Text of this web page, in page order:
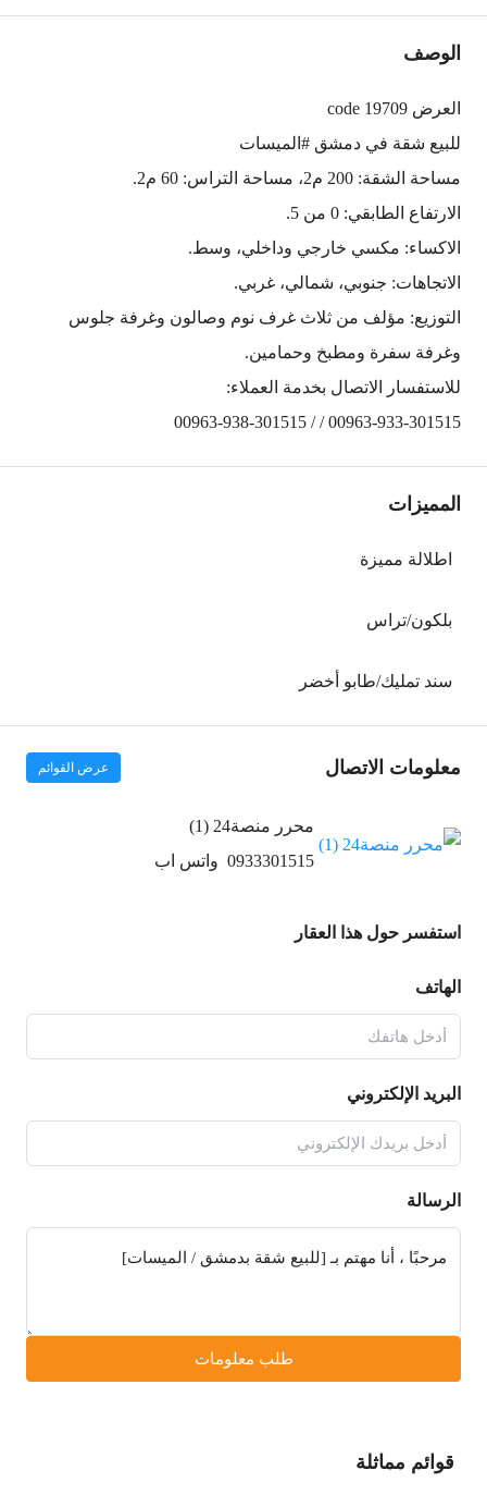
الوصف
العرض 19709 code
للبيع شقة في دمشق #الميسات
مساحة الشقة: 200 م2، مساحة التراس: 60 م2.
الارتفاع الطابقي: 0 من 5.
الاكساء: مكسي خارجي وداخلي، وسط.
الاتجاهات: جنوبي، شمالي، غربي.
التوزيع: مؤلف من ثلاث غرف نوم وصالون وغرفة جلوس
وغرفة سفرة ومطبخ وحمامين.
للاستفسار الاتصال بخدمة العملاء:
00963-933-301515 / / 00963-938-301515
المميزات
اطلالة مميزة
بلكون/تراس
سند تمليك/طابو أخضر
معلومات الاتصال عرض القوائم
محرر منصة24 (1)
0933301515 واتس اب
استفسر حول هذا العقار
الهاتف
البريد الإلكتروني
الرسالة
طلب معلومات
قوائم مماثلة